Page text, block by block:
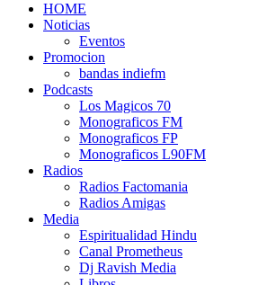
HOME
Noticias
Eventos
Promocion
bandas indiefm
Podcasts
Los Magicos 70
Monograficos FM
Monograficos FP
Monograficos L90FM
Radios
Radios Factomania
Radios Amigas
Media
Espiritualidad Hindu
Canal Prometheus
Dj Ravish Media